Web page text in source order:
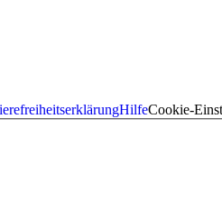
HilfeCookie-